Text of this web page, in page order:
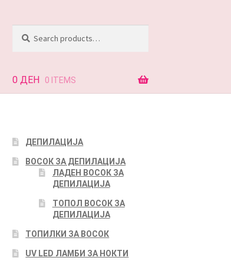
for:
0 ДЕН 0 ITEMS
ДЕПИЛАЦИЈА
ВОСОК ЗА ДЕПИЛАЦИЈА
ЛАДЕН ВОСОК ЗА
ДЕПИЛАЦИЈА
ТОПОЛ ВОСОК ЗА
ДЕПИЛАЦИЈА
ТОПИЛКИ ЗА ВОСОК
UV LED ЛАМБИ ЗА НОКТИ